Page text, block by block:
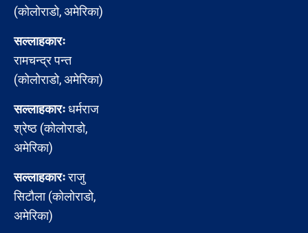
(कोलोराडो, अमेरिका)
सल्लाहकारः
रामचन्द्र पन्त
(कोलोराडो, अमेरिका)
सल्लाहकारःधर्मराज
श्रेष्ठ (कोलोराडो,
अमेरिका)
सल्लाहकारःराजु
सिटौला (कोलोराडो,
अमेरिका)